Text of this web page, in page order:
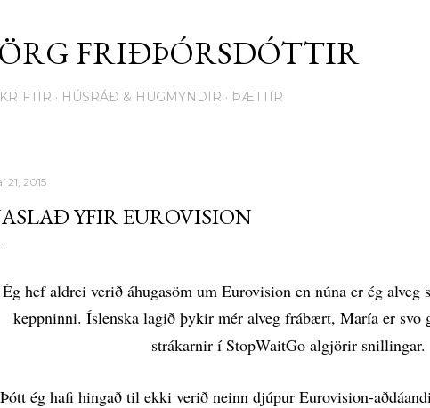
FRIÐÞÓRSDÓTTIR
HÚSRÁÐ & HUGMYNDIR ÞÆTTIR
21, 2015
YFIR EUROVISION
Ég hef aldrei verið áhugasöm um Eurovision en núna er ég alveg
keppninni. Íslenska lagið þykir mér alveg frábært, María er svo
strákarnir í StopWaitGo algjörir snillingar.
Þótt ég hafi hingað til ekki verið neinn djúpur Eurovision-